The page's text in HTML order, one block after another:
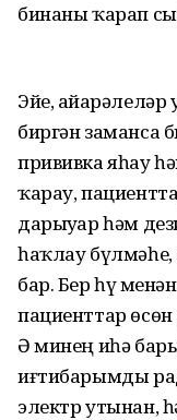
бинаны ҡарап
Эйе,
биргән заманса
прививка яһау
ҡарау,
дарыуҙар һәм
һаҡлау
бар. Бер һүҙ
пациенттар
Ә минең иһә
иғтибарымды
электр утынан,